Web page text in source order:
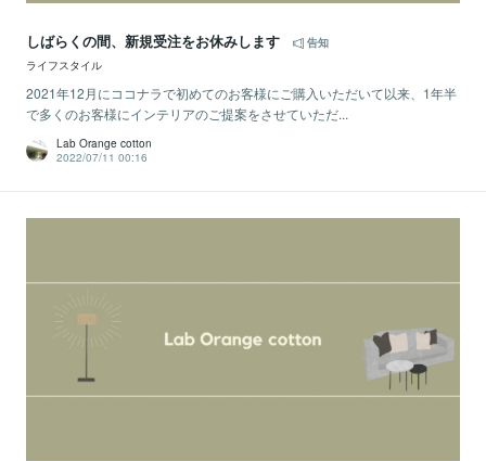
しばらくの間、新規受注をお休みします
告知
ライフスタイル
2021年12月にココナラで初めてのお客様にご購入いただいて以来、1年半
で多くのお客様にインテリアのご提案をさせていただ...
Lab Orange cotton
2022/07/11 00:16